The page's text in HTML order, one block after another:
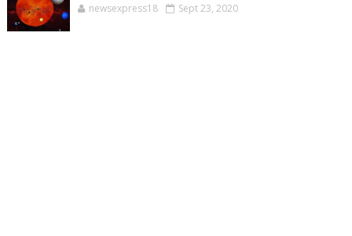
newsexpress18 Sept 23, 2020